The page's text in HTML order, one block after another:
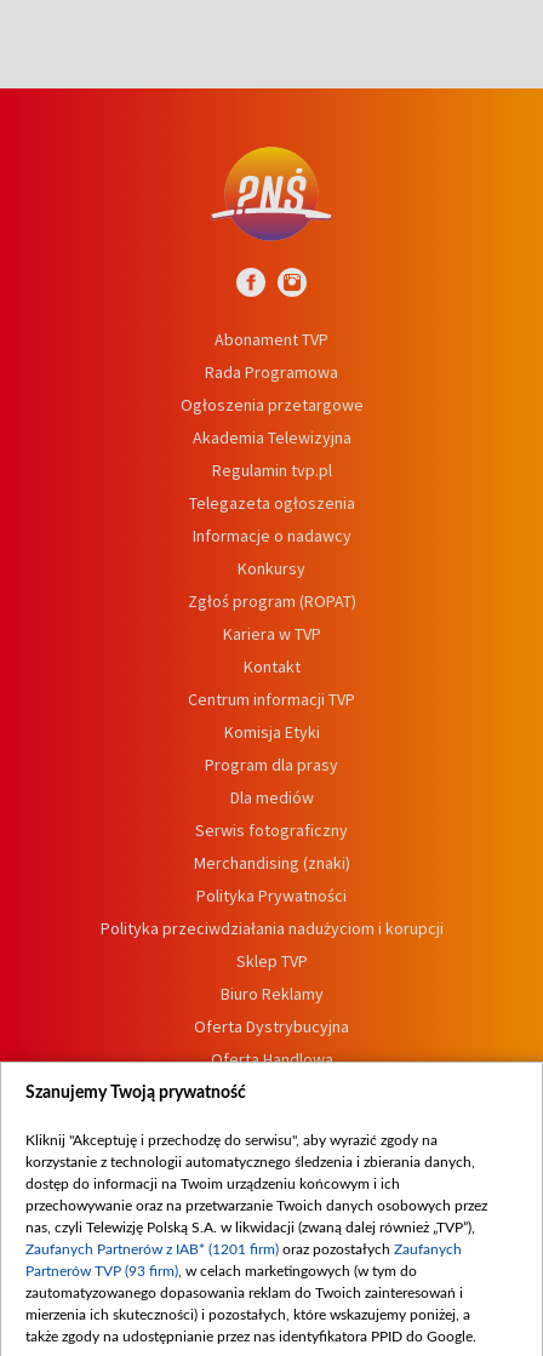
Abonament TVP
Rada Programowa
Ogłoszenia przetargowe
Akademia Telewizyjna
Regulamin tvp.pl
Telegazeta ogłoszenia
Informacje o nadawcy
Konkursy
Zgłoś program (ROPAT)
Kariera w TVP
Kontakt
Centrum informacji TVP
Komisja Etyki
Program dla prasy
Dla mediów
Serwis fotograficzny
Merchandising (znaki)
Polityka Prywatności
Polityka przeciwdziałania nadużyciom i korupcji
Sklep TVP
Biuro Reklamy
Oferta Dystrybucyjna
Oferta Handlowa
Dostępność
Procedura zgłoszeń wewnętrznych
Szanujemy Twoją prywatność
Kliknij "Akceptuję i przechodzę do serwisu", aby wyrazić zgody na
korzystanie z technologii automatycznego śledzenia i zbierania danych,
dostęp do informacji na Twoim urządzeniu końcowym i ich
przechowywanie oraz na przetwarzanie Twoich danych osobowych przez
nas, czyli Telewizję Polską S.A. w likwidacji (zwaną dalej również „TVP”),
Zaufanych Partnerów z IAB* (1201 firm) oraz pozostałych Zaufanych
Partnerów TVP (93 firm) , w celach marketingowych (w tym do
zautomatyzowanego dopasowania reklam do Twoich zainteresowań i
mierzenia ich skuteczności) i pozostałych, które wskazujemy poniżej, a
także zgody na udostępnianie przez nas identyfikatora PPID do Google.